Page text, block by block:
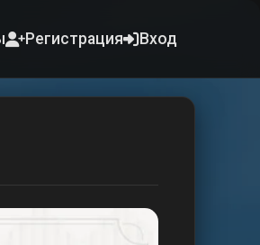
Регистрация Вход